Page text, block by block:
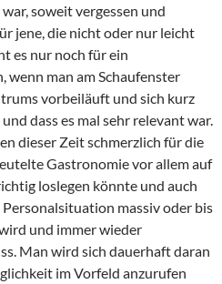
soweit vergessen und
jene, die nicht oder nur leicht
es nur noch für ein
man am Schaufenster
vorbeiläuft und sich kurz
dass es mal sehr relevant war.
dieser Zeit schmerzlich für die
Gastronomie vor allem auf
loslegen könnte und auch
massiv oder bis
und immer wieder
Man wird sich dauerhaft daran
im Vorfeld anzurufen